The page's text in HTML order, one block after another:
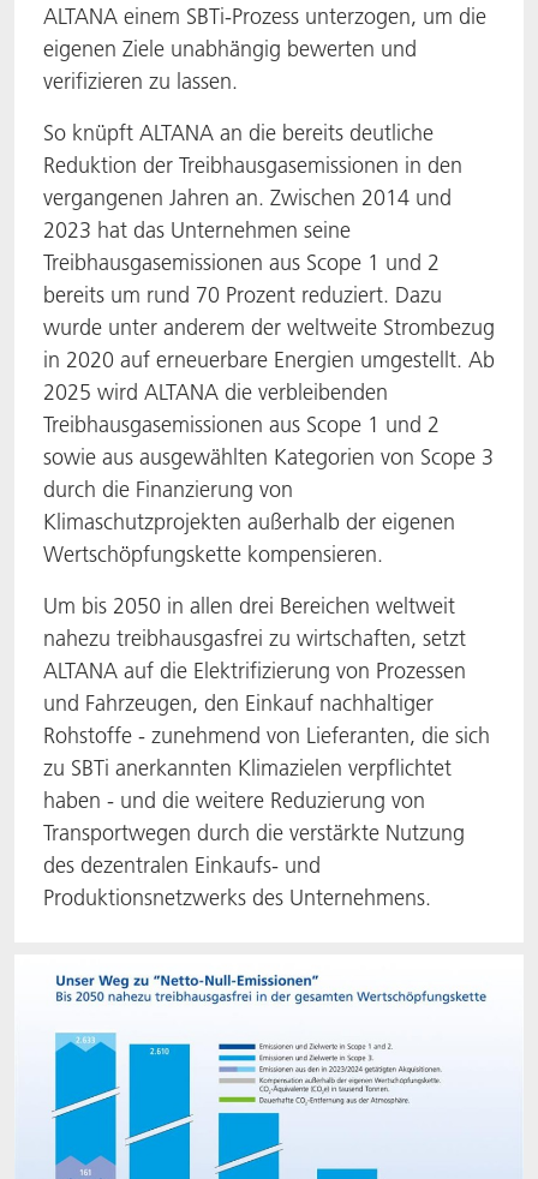
ALTANA einem SBTi-Prozess unterzogen, um die
eigenen Ziele unabhängig bewerten und
verifizieren zu lassen.
So knüpft ALTANA an die bereits deutliche
Reduktion der Treibhausgasemissionen in den
vergangenen Jahren an. Zwischen 2014 und
2023 hat das Unternehmen seine
Treibhausgasemissionen aus Scope 1 und 2
bereits um rund 70 Prozent reduziert. Dazu
wurde unter anderem der weltweite Strombezug
in 2020 auf erneuerbare Energien umgestellt. Ab
2025 wird ALTANA die verbleibenden
Treibhausgasemissionen aus Scope 1 und 2
sowie aus ausgewählten Kategorien von Scope 3
durch die Finanzierung von
Klimaschutzprojekten außerhalb der eigenen
Wertschöpfungskette kompensieren.
Um bis 2050 in allen drei Bereichen weltweit
nahezu treibhausgasfrei zu wirtschaften, setzt
ALTANA auf die Elektrifizierung von Prozessen
und Fahrzeugen, den Einkauf nachhaltiger
Rohstoffe - zunehmend von Lieferanten, die sich
zu SBTi anerkannten Klimazielen verpflichtet
haben - und die weitere Reduzierung von
Transportwegen durch die verstärkte Nutzung
des dezentralen Einkaufs- und
Produktionsnetzwerks des Unternehmens.